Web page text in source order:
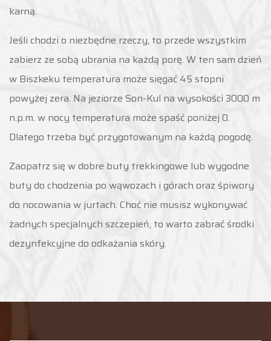
karną.
Jeśli chodzi o niezbędne rzeczy, to przede wszystkim
zabierz ze sobą ubrania na każdą porę. W ten sam dzień
w Biszkeku temperatura może sięgać 45 stopni
powyżej zera. Na jeziorze Son-Kul na wysokości 3000 m
n.p.m. w nocy temperatura może spaść poniżej 0.
Dlatego trzeba być przygotowanym na każdą pogodę.
Zaopatrz się w dobre buty trekkingowe lub wygodne
buty do chodzenia po wąwozach i górach oraz śpiwory
do nocowania w jurtach. Choć nie musisz wykonywać
żadnych specjalnych szczepień, to warto zabrać środki
dezynfekcyjne do odkażania skóry.